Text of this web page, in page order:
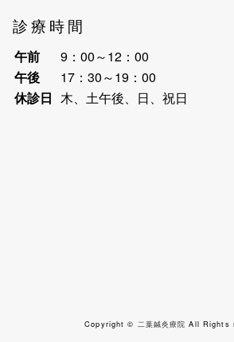
診療時間
午前
9：00～12：00
午後
17：30～19：00
休診日 木、土午後、日、祝日
Copyright © 二葉鍼灸療院 All Rights